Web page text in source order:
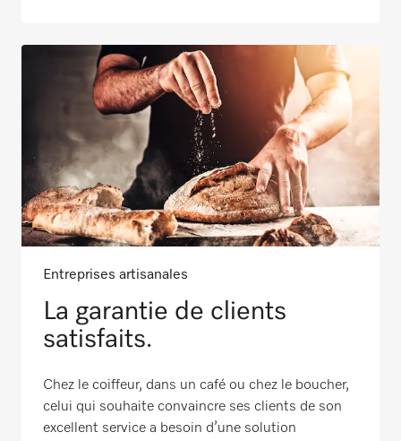
Entreprises artisanales
La garantie de clients
satisfaits.
Chez le coiffeur, dans un café ou chez le boucher,
celui qui souhaite convaincre ses clients de son
excellent service a besoin d’une solution